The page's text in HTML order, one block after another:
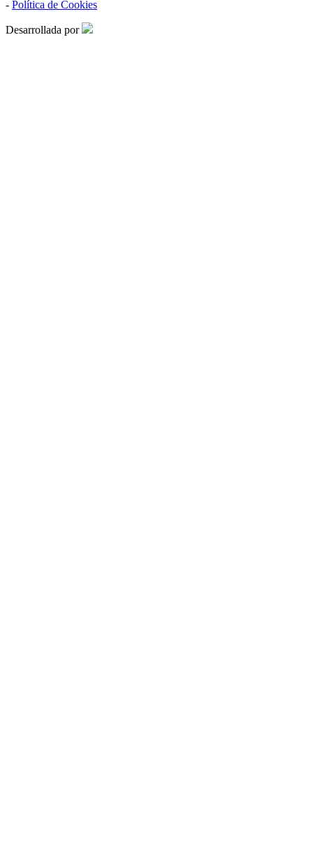
- Política de Cookies
Desarrollada por